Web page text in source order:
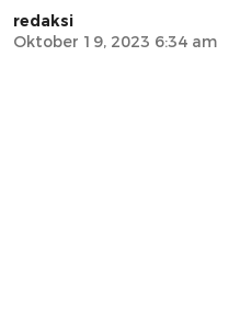
redaksi
Oktober 19, 2023 6:34 am